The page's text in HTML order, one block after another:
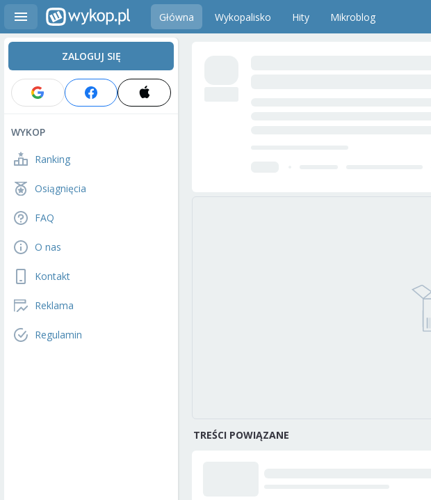
Główna Wykopalisko Hity Mikroblog
ZALOGUJ SIĘ
WYKOP
Ranking
Osiągnięcia
FAQ
O nas
Kontakt
Reklama
Regulamin
TREŚCI POWIĄZANE